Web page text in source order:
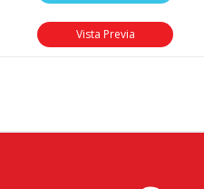
Vista Previa